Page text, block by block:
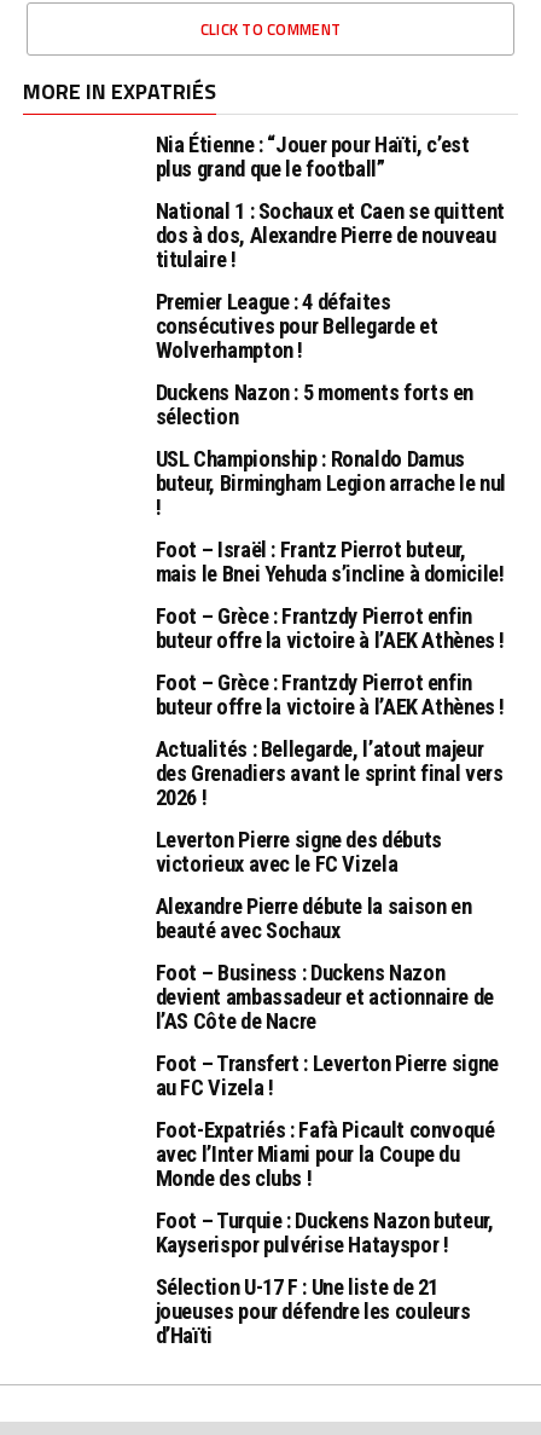
CLICK TO COMMENT
MORE IN EXPATRIÉS
Nia Étienne : “Jouer pour Haïti, c’est
plus grand que le football”
National 1 : Sochaux et Caen se quittent
dos à dos, Alexandre Pierre de nouveau
titulaire !
Premier League : 4 défaites
consécutives pour Bellegarde et
Wolverhampton !
Duckens Nazon : 5 moments forts en
sélection
USL Championship : Ronaldo Damus
buteur, Birmingham Legion arrache le nul
!
Foot – Israël : Frantz Pierrot buteur,
mais le Bnei Yehuda s’incline à domicile!
Foot – Grèce : Frantzdy Pierrot enfin
buteur offre la victoire à l’AEK Athènes !
Foot – Grèce : Frantzdy Pierrot enfin
buteur offre la victoire à l’AEK Athènes !
Actualités : Bellegarde, l’atout majeur
des Grenadiers avant le sprint final vers
2026 !
Leverton Pierre signe des débuts
victorieux avec le FC Vizela
Alexandre Pierre débute la saison en
beauté avec Sochaux
Foot – Business : Duckens Nazon
devient ambassadeur et actionnaire de
l’AS Côte de Nacre
Foot – Transfert : Leverton Pierre signe
au FC Vizela !
Foot-Expatriés : Fafà Picault convoqué
avec l’Inter Miami pour la Coupe du
Monde des clubs !
Foot – Turquie : Duckens Nazon buteur,
Kayserispor pulvérise Hatayspor !
Sélection U-17 F : Une liste de 21
joueuses pour défendre les couleurs
d’Haïti